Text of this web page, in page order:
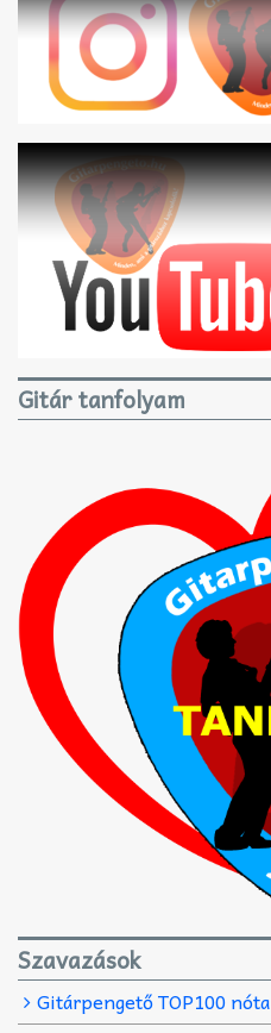
Gitár tanfolyam
Szavazások
Gitárpengető TOP100 nóta